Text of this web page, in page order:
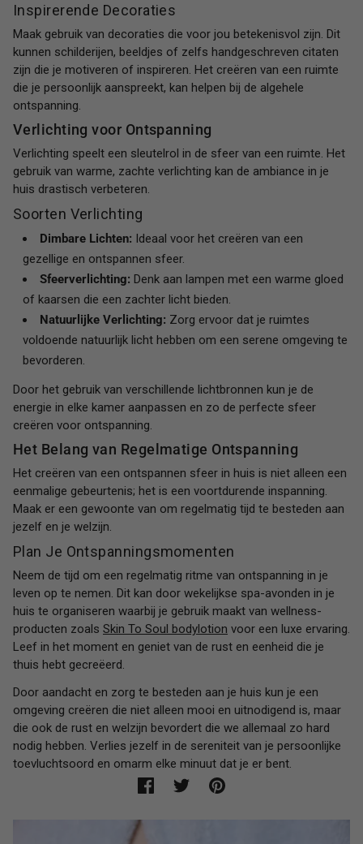
Inspirerende Decoraties
Maak gebruik van decoraties die voor jou betekenisvol zijn. Dit
kunnen schilderijen, beeldjes of zelfs handgeschreven citaten
zijn die je motiveren of inspireren. Het creëren van een ruimte
die je persoonlijk aanspreekt, kan helpen bij de algehele
ontspanning.
Verlichting voor Ontspanning
Verlichting speelt een sleutelrol in de sfeer van een ruimte. Het
gebruik van warme, zachte verlichting kan de ambiance in je
huis drastisch verbeteren.
Soorten Verlichting
Dimbare Lichten: Ideaal voor het creëren van een
gezellige en ontspannen sfeer.
Sfeerverlichting: Denk aan lampen met een warme gloed
of kaarsen die een zachter licht bieden.
Natuurlijke Verlichting: Zorg ervoor dat je ruimtes
voldoende natuurlijk licht hebben om een serene omgeving te
bevorderen.
Door het gebruik van verschillende lichtbronnen kun je de
energie in elke kamer aanpassen en zo de perfecte sfeer
creëren voor ontspanning.
Het Belang van Regelmatige Ontspanning
Het creëren van een ontspannen sfeer in huis is niet alleen een
eenmalige gebeurtenis; het is een voortdurende inspanning.
Maak er een gewoonte van om regelmatig tijd te besteden aan
jezelf en je welzijn.
Plan Je Ontspanningsmomenten
Neem de tijd om een regelmatig ritme van ontspanning in je
leven op te nemen. Dit kan door wekelijkse spa-avonden in je
huis te organiseren waarbij je gebruik maakt van wellness-
producten zoals Skin To Soul bodylotion voor een luxe ervaring.
Leef in het moment en geniet van de rust en eenheid die je
thuis hebt gecreëerd.
Door aandacht en zorg te besteden aan je huis kun je een
omgeving creëren die niet alleen mooi en uitnodigend is, maar
die ook de rust en welzijn bevordert die we allemaal zo hard
nodig hebben. Verlies jezelf in de sereniteit van je persoonlijke
toevluchtsoord en omarm elke minuut dat je er bent.